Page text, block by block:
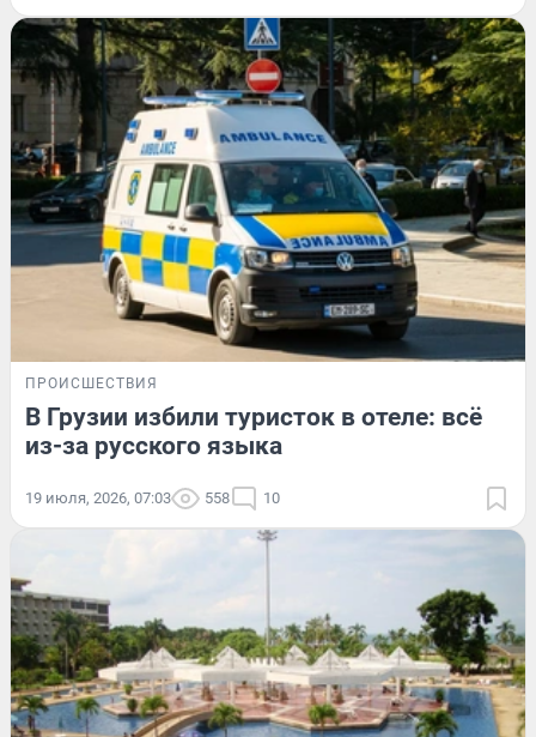
ПРОИСШЕСТВИЯ
В Грузии избили туристок в отеле: всё
из-за русского языка
19 июля, 2026, 07:03 558 10